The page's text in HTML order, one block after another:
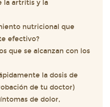
la artritis y la
nutricional que
efectivo?
que se alcanzan con los
la dosis de
de tu doctor)
de dolor,